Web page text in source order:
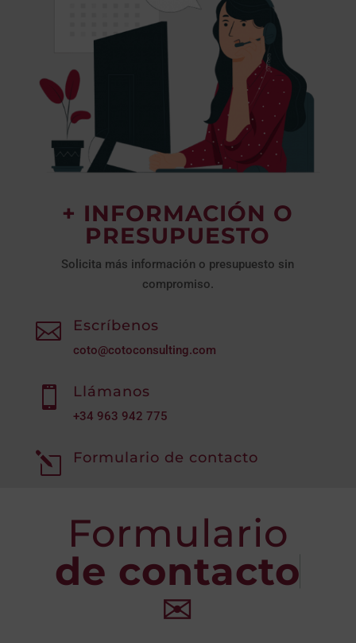
+ INFORMACIÓN O
PRESUPUESTO
Solicita más información o presupuesto sin
compromiso.
 Escríbenos
coto@cotoconsulting.com
 Llámanos
+34 963 942 775
l Formulario de contacto
Formulario
de contacto
✉